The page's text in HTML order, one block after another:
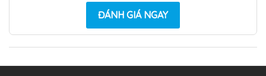
ĐÁNH GIÁ NGAY